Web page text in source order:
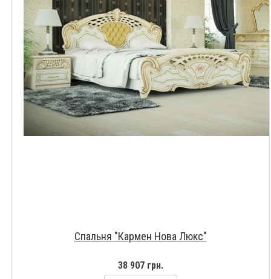
Спальня "Кармен Нова Люкс"
38 907 грн.